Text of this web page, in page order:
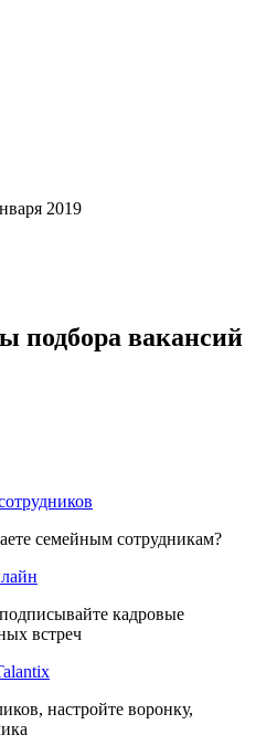
2019
подбора вакансий
семейным сотрудникам?
кадровые
встреч
настройте воронку,